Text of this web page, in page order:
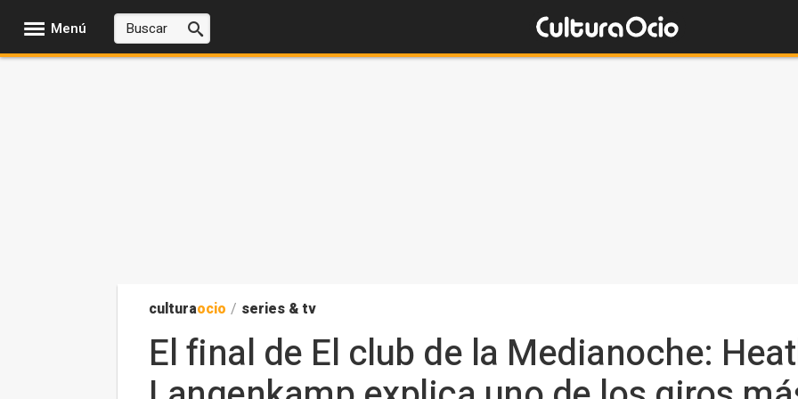
Menú
culturaocio / series & tv
El final de El club de la Medianoche: